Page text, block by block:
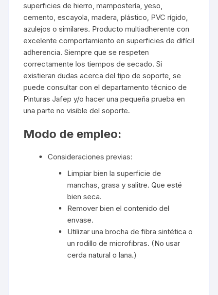
superficies de hierro, mampostería, yeso,
cemento, escayola, madera, plástico, PVC rígido,
azulejos o similares. Producto multiadherente con
excelente comportamiento en superficies de difícil
adherencia. Siempre que se respeten
correctamente los tiempos de secado. Si
existieran dudas acerca del tipo de soporte, se
puede consultar con el departamento técnico de
Pinturas Jafep y/o hacer una pequeña prueba en
una parte no visible del soporte.
Modo de empleo:
Consideraciones previas:
Limpiar bien la superficie de
manchas, grasa y salitre. Que esté
bien seca.
Remover bien el contenido del
envase.
Utilizar una brocha de fibra sintética o
un rodillo de microfibras. (No usar
cerda natural o lana.)